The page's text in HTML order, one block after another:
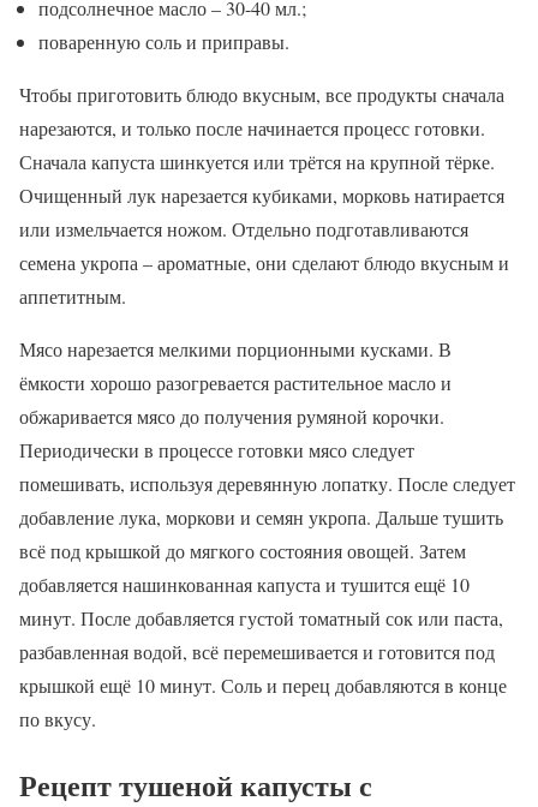
подсолнечное масло – 30-40 мл.;
поваренную соль и приправы.
Чтобы приготовить блюдо вкусным, все продукты сначала
нарезаются, и только после начинается процесс готовки.
Сначала капуста шинкуется или трётся на крупной тёрке.
Очищенный лук нарезается кубиками, морковь натирается
или измельчается ножом. Отдельно подготавливаются
семена укропа – ароматные, они сделают блюдо вкусным и
аппетитным.
Мясо нарезается мелкими порционными кусками. В
ёмкости хорошо разогревается растительное масло и
обжаривается мясо до получения румяной корочки.
Периодически в процессе готовки мясо следует
помешивать, используя деревянную лопатку. После следует
добавление лука, моркови и семян укропа. Дальше тушить
всё под крышкой до мягкого состояния овощей. Затем
добавляется нашинкованная капуста и тушится ещё 10
минут. После добавляется густой томатный сок или паста,
разбавленная водой, всё перемешивается и готовится под
крышкой ещё 10 минут. Соль и перец добавляются в конце
по вкусу.
Рецепт тушеной капусты с